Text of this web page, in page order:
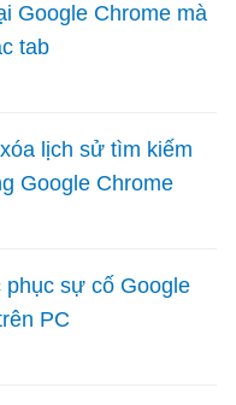
Google Chrome mà
tab
lịch sử tìm kiếm
Google Chrome
sự cố Google
PC